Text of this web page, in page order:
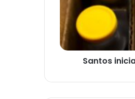
Santos